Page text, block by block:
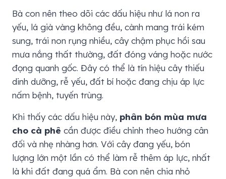
Bà con nên theo dõi các dấu hiệu như lá non ra
yếu, lá già vàng không đều, cành mang trái kém
sung, trái non rụng nhiều, cây chậm phục hồi sau
mưa nắng thất thường, đất đóng váng hoặc nước
đọng quanh gốc. Đây có thể là tín hiệu cây thiếu
dinh dưỡng, rễ yếu, đất bí hoặc đang chịu áp lực
nấm bệnh, tuyến trùng.
Khi thấy các dấu hiệu này, phân bón mùa mưa
cho cà phê cần được điều chỉnh theo hướng cân
đối và nhẹ nhàng hơn. Với cây đang yếu, bón
lượng lớn một lần có thể làm rễ thêm áp lực, nhất
là khi đất đang quá ẩm. Bà con nên chia nhỏ